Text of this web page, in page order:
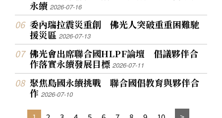
永續2026-07-16
委內瑞拉震災重創 佛光人突破重重困難馳
援災區2026-07-13
佛光會出席聯合國HLPF論壇 倡議夥伴合
作落實永續發展目標2026-07-11
聚焦島國永續挑戰 聯合國倡教育與夥伴合
作2026-07-10